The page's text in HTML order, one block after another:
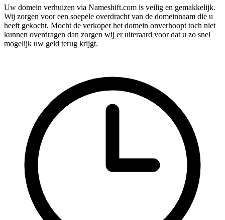
Uw domein verhuizen via Nameshift.com is veilig en gemakkelijk.
Wij zorgen voor een soepele overdracht van de domeinnaam die u
heeft gekocht. Mocht de verkoper het domein onverhoopt toch niet
kunnen overdragen dan zorgen wij er uiteraard voor dat u zo snel
mogelijk uw geld terug krijgt.